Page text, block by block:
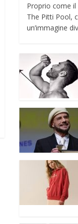
Proprio come
The Pitti Pool,
un’immagine